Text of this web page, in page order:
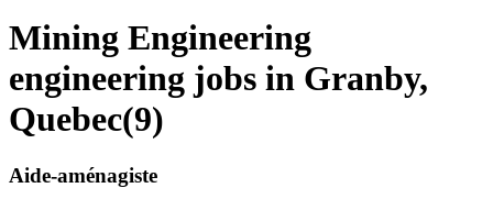
Mining Engineering
engineering jobs in Granby,
Quebec(9)
Aide-aménagiste